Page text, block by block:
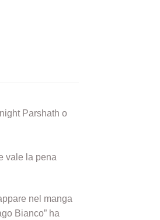
Parshath o
vale la pena
nel manga
Bianco” ha